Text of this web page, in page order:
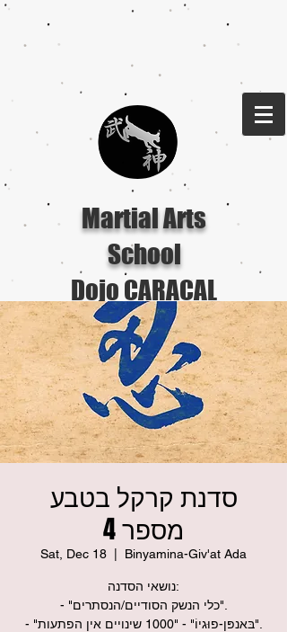
Martial Arts
School
Dojo CARACAL
סדנת קרקל בטבע
מספר 4
Sat, Dec 18 Binyamina-Giv'at Ada
נושאי הסדנה:
- "כלי הנשק הסודיים/הנסתרים".
- "בּאנפּן-פוּגיוֹ" - "1000 שינויים אין הפתעות".